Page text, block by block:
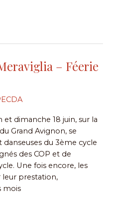
– Féerie
et dimanche 18 juin, sur la
Grand Avignon, se
du 3ème cycle
des COP et de
Une fois encore, les
leur prestation,
mois